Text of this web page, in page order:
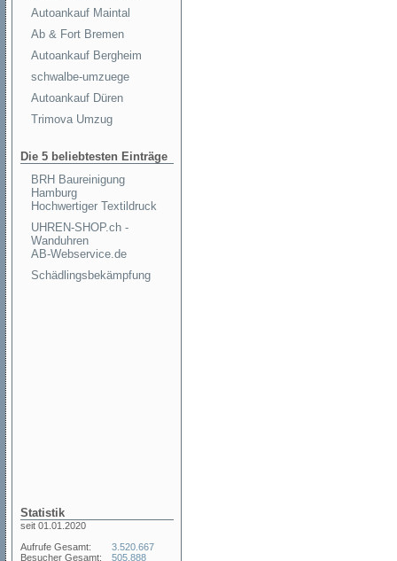
Autoankauf Maintal
Ab & Fort Bremen
Autoankauf Bergheim
schwalbe-umzuege
Autoankauf Düren
Trimova Umzug
Die 5 beliebtesten Einträge
BRH Baureinigung
Hamburg
Hochwertiger Textildruck
UHREN-SHOP.ch -
Wanduhren
AB-Webservice.de
Schädlingsbekämpfung
Statistik
seit 01.01.2020
Aufrufe Gesamt:
Besucher Gesamt:
3.520.667
505.888